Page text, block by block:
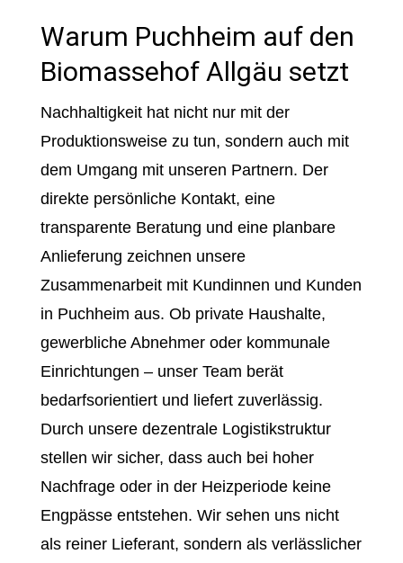
Warum Puchheim auf den
Biomassehof Allgäu setzt
Nachhaltigkeit hat nicht nur mit der
Produktionsweise zu tun, sondern auch mit
dem Umgang mit unseren Partnern. Der
direkte persönliche Kontakt, eine
transparente Beratung und eine planbare
Anlieferung zeichnen unsere
Zusammenarbeit mit Kundinnen und Kunden
in Puchheim aus. Ob private Haushalte,
gewerbliche Abnehmer oder kommunale
Einrichtungen – unser Team berät
bedarfsorientiert und liefert zuverlässig.
Durch unsere dezentrale Logistikstruktur
stellen wir sicher, dass auch bei hoher
Nachfrage oder in der Heizperiode keine
Engpässe entstehen. Wir sehen uns nicht
als reiner Lieferant, sondern als verlässlicher